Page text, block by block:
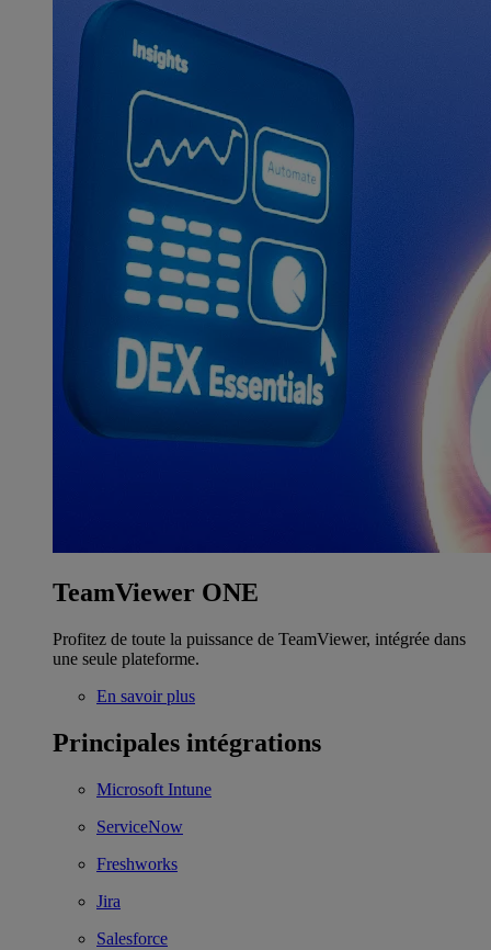
TeamViewer ONE
Profitez de toute la puissance de TeamViewer, intégrée dans
une seule plateforme.
En savoir plus
Principales intégrations
Microsoft Intune
ServiceNow
Freshworks
Jira
Salesforce